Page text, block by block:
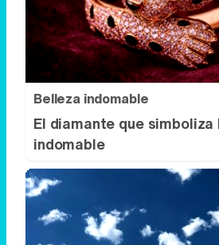
El diamante que simboliza
indomable